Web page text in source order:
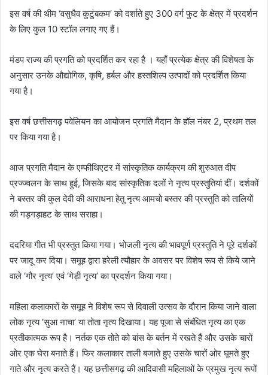
इस वर्ष की थीम ‘वसुधैव कुटुंबकम’ को दर्शाते हुए 300 वर्ग फुट के क्षेत्र में प्रदर्शन
के लिए कुल 10 स्टॉल लगाए गए हैं।
मंडप राज्य की प्रगति को प्रदर्शित कर रहा है । यहाँ प्रत्येक क्षेत्र की विशेषता के
अनुसार उनके औद्योगिक, कृषि, हर्बल और हस्तशिल्प उत्पादों को प्रदर्शित किया
गया है।
इस वर्ष छत्तीसगढ़ पवेलियन का आयोजन प्रगति मैदान के हॉल नंबर 2, प्रथम तल
पर किया गया है।
आज प्रगति मैदान के एम्फीथिएटर में सांस्कृतिक कार्यक्रम की शुरुआत दीप
प्रज्ज्वलन के साथ हुई, जिसके बाद सांस्कृतिक दलों ने नृत्य प्रस्तुतियां दीं। दर्शकों
ने बस्तर की कुल देवी की आराधना हेतु नृत्य आमचो बस्तर की प्रस्तुति को तालियों
की गड़गड़ाहट के साथ सराहा।
ददरिया गीत भी प्रस्तुत किया गया। भोजली नृत्य की भावपूर्ण प्रस्तुति ने पूरे दर्शकों
पर जादू कर दिया। समूह द्वारा हरेली त्यौहार के अवसर पर विशेष रूप से किये जाने
वाले ‘गौर नृत्य’ एवं ‘गेड़ी नृत्य’ का प्रदर्शन किया गया।
महिला कलाकारों के समूह ने विशेष रूप से दिवाली उत्सव के दौरान किया जाने वाला
लोक नृत्य ‘सुआ नाचा’ या तोता नृत्य दिखाया। यह पूजा से संबंधित नृत्य का एक
प्रतीकात्मक रूप है। नर्तक एक तोते को बांस के बर्तन में रखते हैं और उसके चारों
ओर एक घेरा बनाते हैं। फिर कलाकार ताली बजाते हुए उसके चारों ओर घूमते हुए
गाते और नृत्य करते हैं। यह छत्तीसगढ़ की आदिवासी महिलाओं के प्रमुख नृत्य रूपों